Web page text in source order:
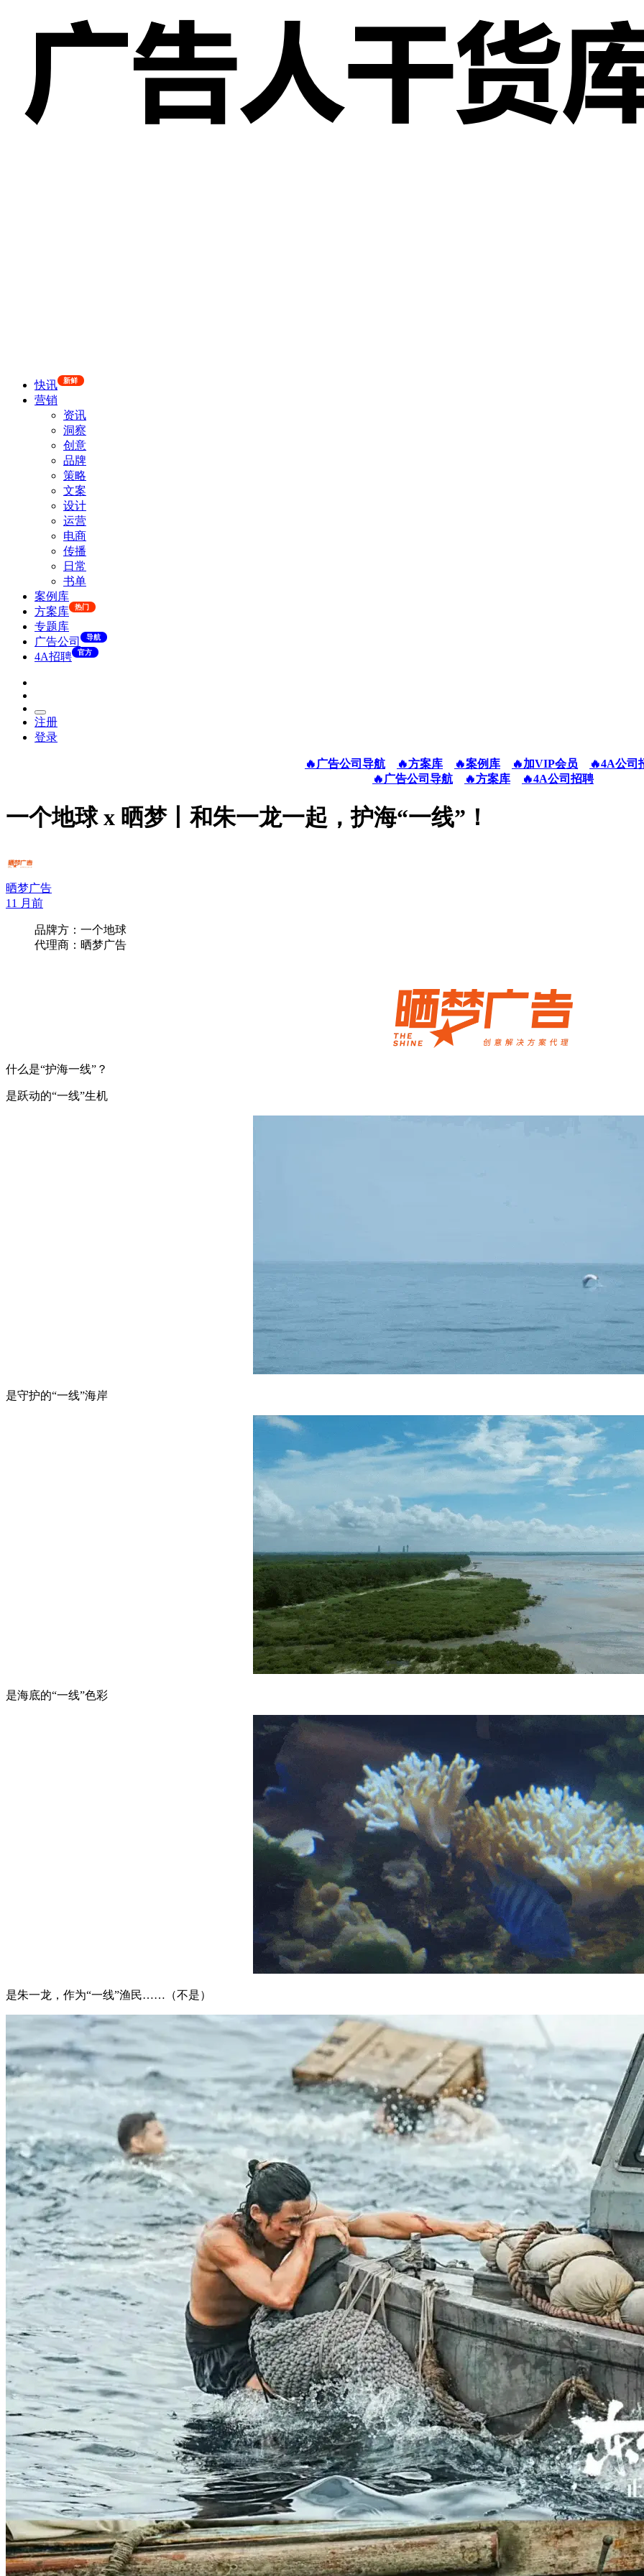
快讯 新鲜
营销
资讯
洞察
创意
品牌
策略
文案
设计
运营
电商
传播
日常
书单
案例库
方案库
热门
专题库
广告公司
导航
4A招聘 官方
注册
登录
🔥广告公司导航 🔥方案库 🔥案例库 🔥加VIP会员
🔥4A公司
🔥广告公司导航
🔥方案库 🔥4A公司招聘
一个地球 x 晒梦丨和朱一龙一起，护海“一线”！
晒梦广告
11 月前
品牌方：一个地球
代理商：晒梦广告
什么是“护海一线”？
是跃动的“一线”生机
是守护的“一线”海岸
是海底的“一线”色彩
是朱一龙，作为“一线”渔民……（不是）